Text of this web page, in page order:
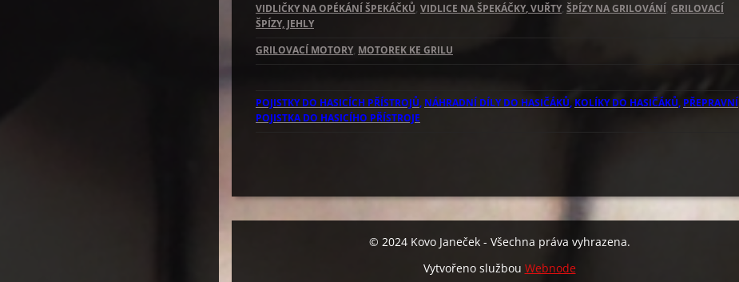
VIDLIČKY NA OPÉKÁNÍ ŠPEKÁČKŮ, VIDLICE NA ŠPEKÁČKY, VUŘTY, ŠPÍZY NA GRILOVÁNÍ GRILOVACÍ
ŠPÍZY, JEHLY
GRILOVACÍ MOTORY, MOTOREK KE GRILU
POJISTKY DO HASICÍCH PŘÍSTROJŮ, NÁHRADNÍ DÍLY DO HASIČÁKŮ, KOLÍKY DO HASIČÁKŮ, PŘEPRAVNÍ
POJISTKA DO HASICÍHO PŘÍSTROJE
© 2024 Kovo Janeček - Všechna práva vyhrazena.
Vytvořeno službou Webnode